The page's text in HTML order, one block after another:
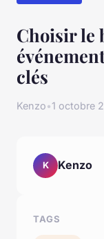
Choisir le
clés
Kenzo•1 octobre
K Kenzo
TAGS